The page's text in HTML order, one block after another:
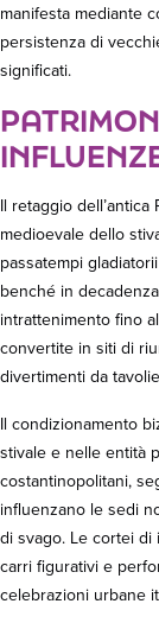
manifesta mediante
persistenza di
significati.
Il retaggio
medioevale dello
passatempi
benché in
intrattenimento fino
convertite in siti di
divertimenti da
Il condizionamento
stivale e nelle entità
costantinopolitani,
influenzano le sedi
di svago. Le cortei di
carri figurativi e
celebrazioni urbane